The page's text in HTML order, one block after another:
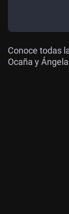
Conoce todas
Ocaña y